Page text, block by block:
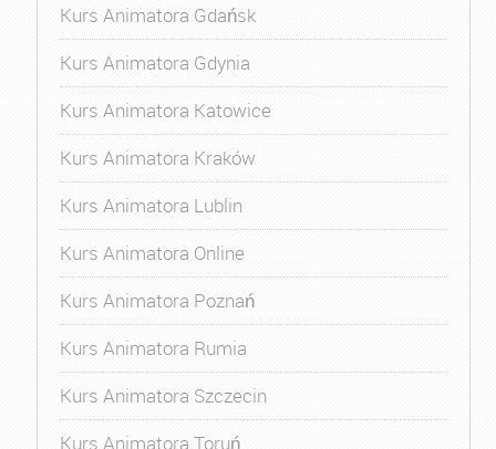
Kurs Animatora Gdańsk
Kurs Animatora Gdynia
Kurs Animatora Katowice
Kurs Animatora Kraków
Kurs Animatora Lublin
Kurs Animatora Online
Kurs Animatora Poznań
Kurs Animatora Rumia
Kurs Animatora Szczecin
Kurs Animatora Toruń